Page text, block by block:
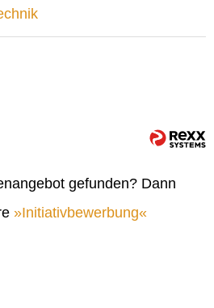
gefunden? Dann
Initiativbewerbung